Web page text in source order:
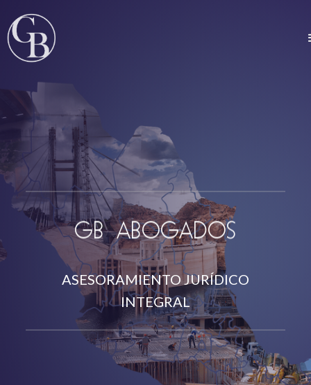
GB ABOGADOS
ASESORAMIENTO JURÍDICO
INTEGRAL